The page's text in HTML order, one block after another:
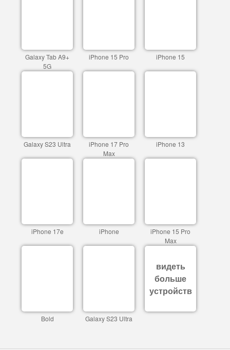
Galaxy Tab A9+
5G
iPhone 15 Pro iPhone 15
Galaxy S23 Ultra
iPhone 17 Pro
Max
iPhone 13
iPhone 17e iPhone
iPhone 15 Pro
Max
Bold Galaxy S23 Ultra
видеть
больше
устройств